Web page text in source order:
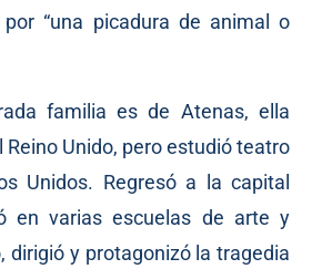
por “una picadura de animal o
familia es de Atenas, ella
Reino Unido, pero estudió teatro
Unidos. Regresó a la capital
en varias escuelas de arte y
dirigió y protagonizó la tragedia